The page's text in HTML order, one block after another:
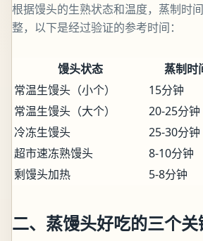
根据馒头的生熟状态和温度，蒸制时
整，以下是经过验证的参考时间：
馒头状态
蒸制时
常温生馒头（小个）
15分钟
常温生馒头（大个）
20-25分钟
冷冻生馒头
25-30分钟
超市速冻熟馒头
8-10分钟
剩馒头加热
5-8分钟
二、蒸馒头好吃的三个